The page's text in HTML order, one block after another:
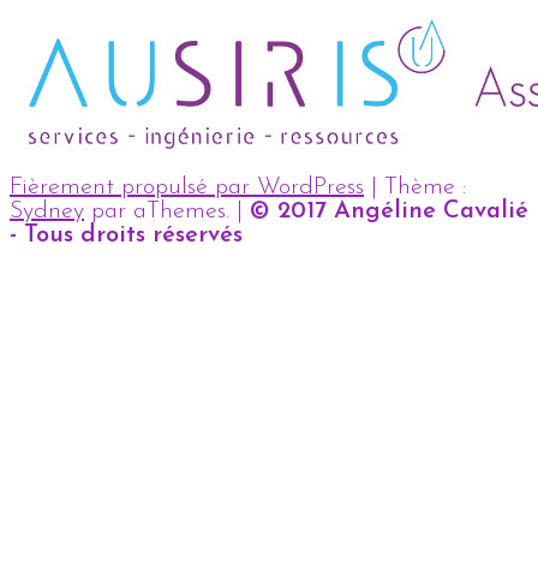
Fièrement propulsé par WordPress
Thème :
Sydney par aThemes.
© 2017 Angéline Cavalié
- Tous droits réservés